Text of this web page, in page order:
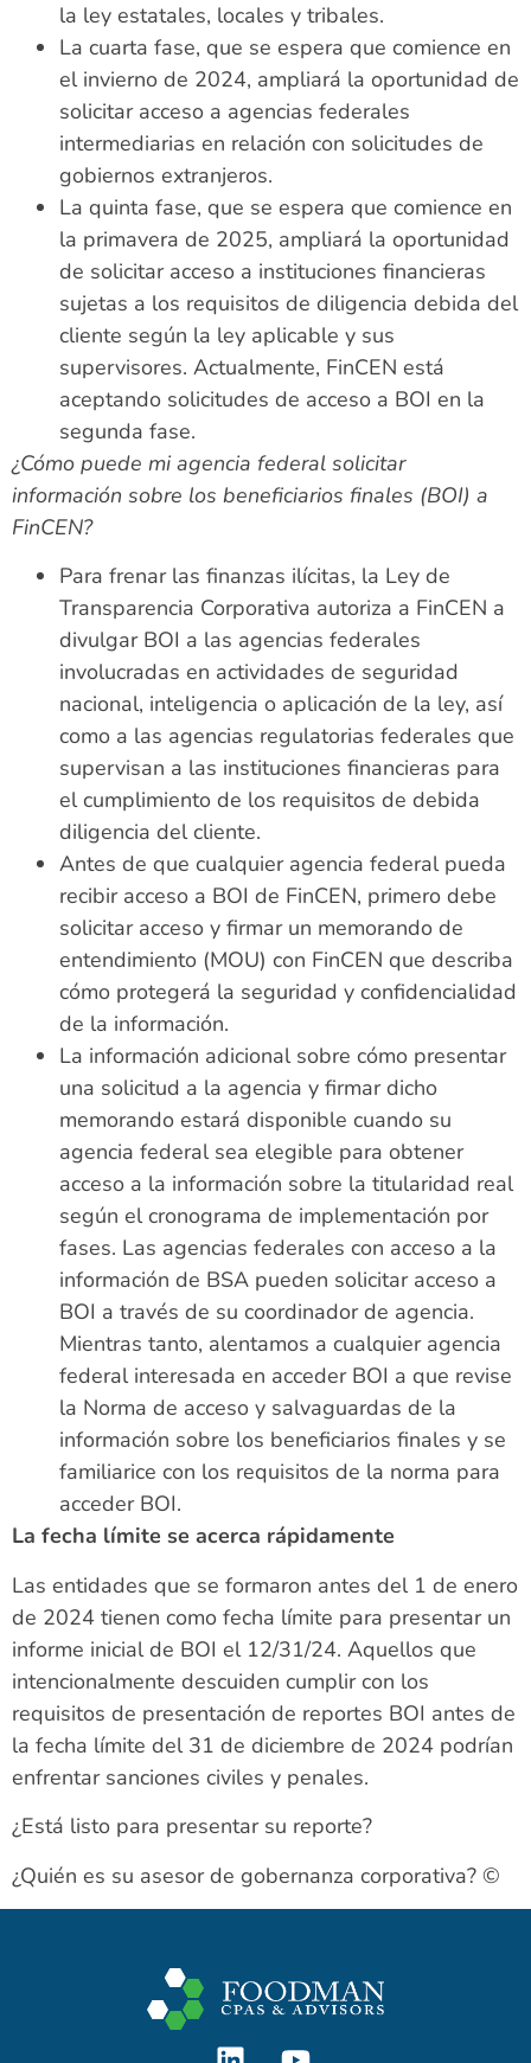
la ley estatales, locales y tribales.
La cuarta fase, que se espera que comience en
el invierno de 2024, ampliará la oportunidad de
solicitar acceso a agencias federales
intermediarias en relación con solicitudes de
gobiernos extranjeros.
La quinta fase, que se espera que comience en
la primavera de 2025, ampliará la oportunidad
de solicitar acceso a instituciones financieras
sujetas a los requisitos de diligencia debida del
cliente según la ley aplicable y sus
supervisores. Actualmente, FinCEN está
aceptando solicitudes de acceso a BOI en la
segunda fase.
¿Cómo puede mi agencia federal solicitar
información sobre los beneficiarios finales (BOI) a
FinCEN?
Para frenar las finanzas ilícitas, la Ley de
Transparencia Corporativa autoriza a FinCEN a
divulgar BOI a las agencias federales
involucradas en actividades de seguridad
nacional, inteligencia o aplicación de la ley, así
como a las agencias regulatorias federales que
supervisan a las instituciones financieras para
el cumplimiento de los requisitos de debida
diligencia del cliente.
Antes de que cualquier agencia federal pueda
recibir acceso a BOI de FinCEN, primero debe
solicitar acceso y firmar un memorando de
entendimiento (MOU) con FinCEN que describa
cómo protegerá la seguridad y confidencialidad
de la información.
La información adicional sobre cómo presentar
una solicitud a la agencia y firmar dicho
memorando estará disponible cuando su
agencia federal sea elegible para obtener
acceso a la información sobre la titularidad real
según el cronograma de implementación por
fases. Las agencias federales con acceso a la
información de BSA pueden solicitar acceso a
BOI a través de su coordinador de agencia.
Mientras tanto, alentamos a cualquier agencia
federal interesada en acceder BOI a que revise
la Norma de acceso y salvaguardas de la
información sobre los beneficiarios finales y se
familiarice con los requisitos de la norma para
acceder BOI.
La fecha límite se acerca rápidamente
Las entidades que se formaron antes del 1 de enero
de 2024 tienen como fecha límite para presentar un
informe inicial de BOI el 12/31/24. Aquellos que
intencionalmente descuiden cumplir con los
requisitos de presentación de reportes BOI antes de
la fecha límite del 31 de diciembre de 2024 podrían
enfrentar sanciones civiles y penales.
¿Está listo para presentar su reporte?
¿Quién es su asesor de gobernanza corporativa? ©